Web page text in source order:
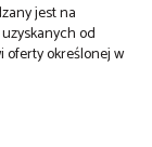
jest na
od
oferty określonej w